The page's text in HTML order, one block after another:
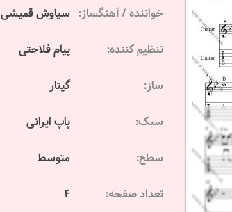
خواننده / آهنگساز: سیاوش قمیشی
تنظیم کننده: پیام فلاحتی
ساز: گیتار
سبک: پاپ ایرانی
سطح: متوسط
تعداد صفحه: 4